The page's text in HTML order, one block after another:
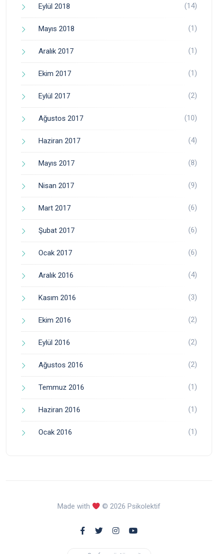
Eylül 2018 (14)
Mayıs 2018 (1)
Aralık 2017 (1)
Ekim 2017 (1)
Eylül 2017 (2)
Ağustos 2017 (10)
Haziran 2017 (4)
Mayıs 2017 (8)
Nisan 2017 (9)
Mart 2017 (6)
Şubat 2017 (6)
Ocak 2017 (6)
Aralık 2016 (4)
Kasım 2016 (3)
Ekim 2016 (2)
Eylül 2016 (2)
Ağustos 2016 (2)
Temmuz 2016 (1)
Haziran 2016 (1)
Ocak 2016 (1)
Made with © 2026 Psikolektif